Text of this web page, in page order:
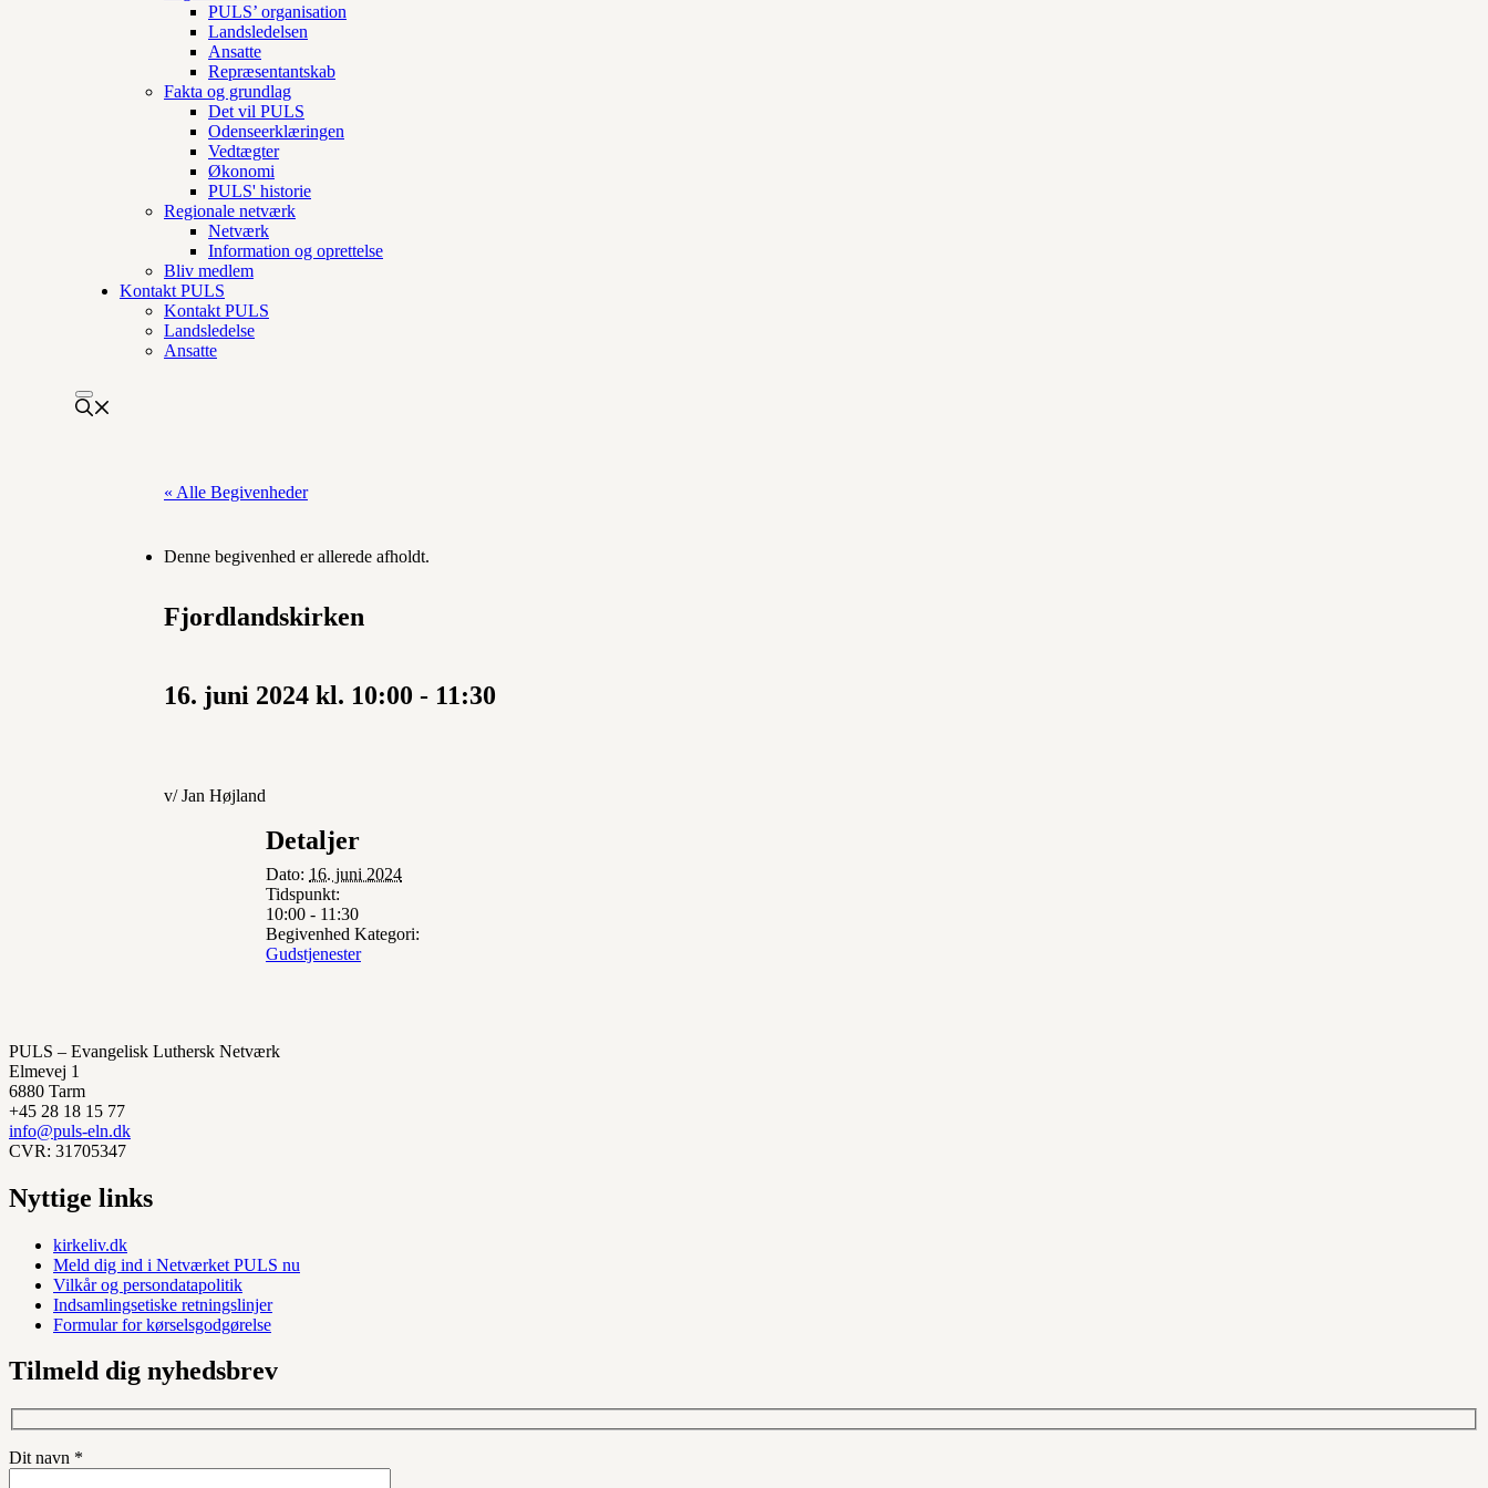
PULS’ organisation
Landsledelsen
Ansatte
Repræsentantskab
Fakta og grundlag
Det vil PULS
Odenseerklæringen
Vedtægter
Økonomi
PULS' historie
Regionale netværk
Netværk
Information og oprettelse
Bliv medlem
Kontakt PULS
Kontakt PULS
Landsledelse
Ansatte
« Alle Begivenheder
Denne begivenhed er allerede afholdt.
Fjordlandskirken
16. juni 2024 kl. 10:00 - 11:30
v/ Jan Højland
Detaljer
Dato: 16. juni 2024
Tidspunkt:
10:00 - 11:30
Begivenhed Kategori:
Gudstjenester
PULS – Evangelisk Luthersk Netværk
Elmevej 1
6880 Tarm
+45 28 18 15 77
info@puls-eln.dk
CVR: 31705347
Nyttige links
kirkeliv.dk
Meld dig ind i Netværket PULS nu
Vilkår og persondatapolitik
Indsamlingsetiske retningslinjer
Formular for kørselsgodgørelse
Tilmeld dig nyhedsbrev
Dit navn *